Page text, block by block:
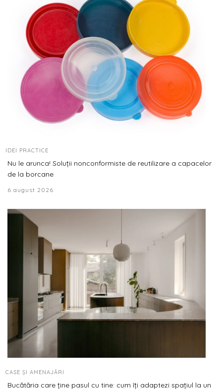
IDEI PRACTICE
Nu le arunca! Soluții nonconformiste de reutilizare a capacelor
de la borcane
6 august 2026
CASE ȘI AMENAJĂRI
Bucătăria care ține pasul cu tine: cum îți adaptezi spațiul la un